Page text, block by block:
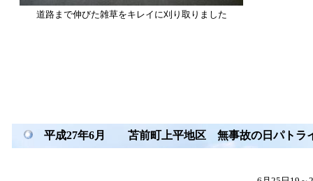
道路まで伸びた雑草をキレイに刈り取りました
平成27年6月 苫前町上平地区 無事故の日パトラ